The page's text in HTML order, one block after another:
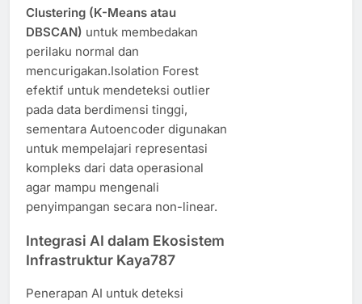
Clustering (K-Means atau
DBSCAN) untuk membedakan
perilaku normal dan
mencurigakan.Isolation Forest
efektif untuk mendeteksi outlier
pada data berdimensi tinggi,
sementara Autoencoder digunakan
untuk mempelajari representasi
kompleks dari data operasional
agar mampu mengenali
penyimpangan secara non-linear.
Integrasi AI dalam Ekosistem
Infrastruktur Kaya787
Penerapan AI untuk deteksi